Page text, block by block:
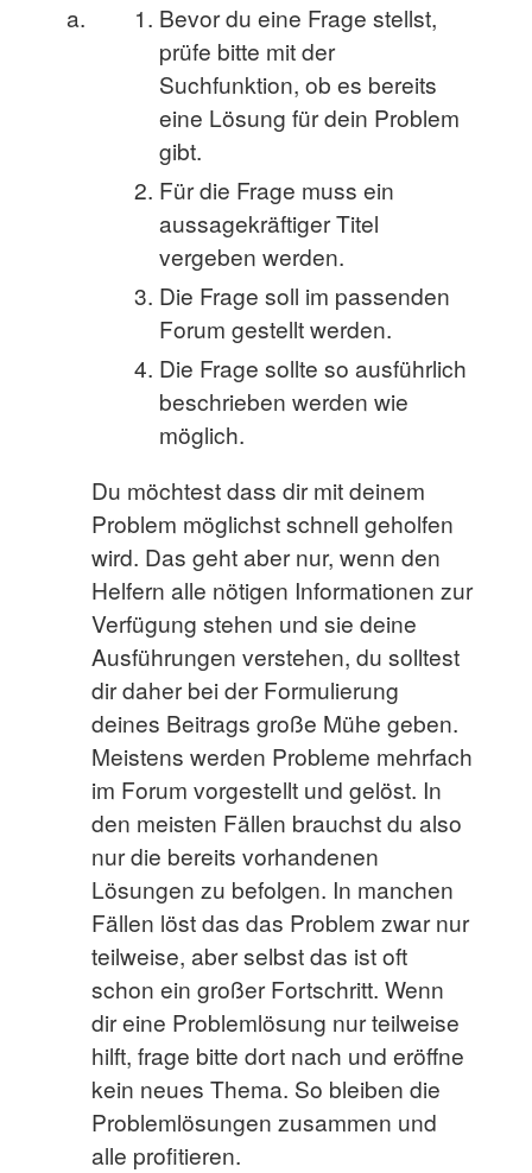
Bevor du eine Frage stellst,
prüfe bitte mit der
Suchfunktion, ob es bereits
eine Lösung für dein Problem
gibt.
Für die Frage muss ein
aussagekräftiger Titel
vergeben werden.
Die Frage soll im passenden
Forum gestellt werden.
Die Frage sollte so ausführlich
beschrieben werden wie
möglich.
Du möchtest dass dir mit deinem
Problem möglichst schnell geholfen
wird. Das geht aber nur, wenn den
Helfern alle nötigen Informationen zur
Verfügung stehen und sie deine
Ausführungen verstehen, du solltest
dir daher bei der Formulierung
deines Beitrags große Mühe geben.
Meistens werden Probleme mehrfach
im Forum vorgestellt und gelöst. In
den meisten Fällen brauchst du also
nur die bereits vorhandenen
Lösungen zu befolgen. In manchen
Fällen löst das das Problem zwar nur
teilweise, aber selbst das ist oft
schon ein großer Fortschritt. Wenn
dir eine Problemlösung nur teilweise
hilft, frage bitte dort nach und eröffne
kein neues Thema. So bleiben die
Problemlösungen zusammen und
alle profitieren.